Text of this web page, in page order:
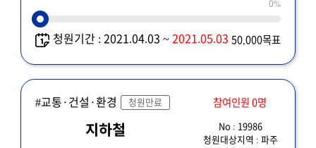
0%
청원기간 : 2021.04.03 ~2021.05.03 50,000목표
#교통·건설·환경 청원만료 참여인원 0명
지하철
No : 19986
청원대상지역 : 파주